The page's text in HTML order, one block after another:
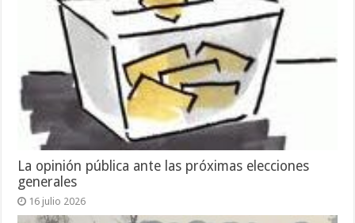
La opinión pública ante las próximas elecciones
generales
16 julio 2026